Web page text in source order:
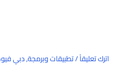
اترك تعليقاً/تطبيقات وبرمجة,دبي